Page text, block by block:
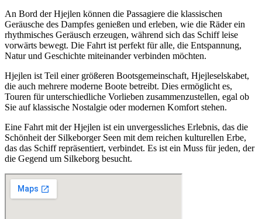
An Bord der Hjejlen können die Passagiere die klassischen
Geräusche des Dampfes genießen und erleben, wie die Räder ein
rhythmisches Geräusch erzeugen, während sich das Schiff leise
vorwärts bewegt. Die Fahrt ist perfekt für alle, die Entspannung,
Natur und Geschichte miteinander verbinden möchten.
Hjejlen ist Teil einer größeren Bootsgemeinschaft, Hjejleselskabet,
die auch mehrere moderne Boote betreibt. Dies ermöglicht es,
Touren für unterschiedliche Vorlieben zusammenzustellen, egal ob
Sie auf klassische Nostalgie oder modernen Komfort stehen.
Eine Fahrt mit der Hjejlen ist ein unvergessliches Erlebnis, das die
Schönheit der Silkeborger Seen mit dem reichen kulturellen Erbe,
das das Schiff repräsentiert, verbindet. Es ist ein Muss für jeden, der
die Gegend um Silkeborg besucht.